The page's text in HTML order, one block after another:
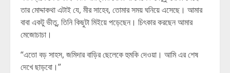
তার মোদ্দাকথা এটাই যে, মীর সাহেব, তোমার সময় ঘনিয়ে এসেছে। আমার
বাবা একটু ভীতু, তিনি কিছুটা মিইয়ে পড়েছেন। চিৎকার করছেন আমার
মেজোচাচা।
“এতো বড় সাহস, জমিদার বাড়ির ছেলেকে হুমকি দেওয়া। আমি এর শেষ
দেখে ছাড়বো।”